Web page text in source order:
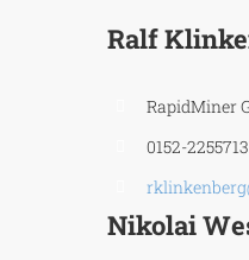
Ralf
RapidMiner
0152-
Nikolai